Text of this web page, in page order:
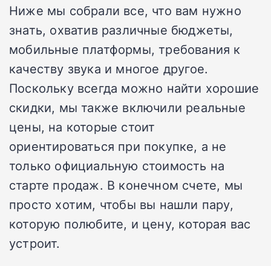
Ниже мы собрали все, что вам нужно
знать, охватив различные бюджеты,
мобильные платформы, требования к
качеству звука и многое другое.
Поскольку всегда можно найти хорошие
скидки, мы также включили реальные
цены, на которые стоит
ориентироваться при покупке, а не
только официальную стоимость на
старте продаж. В конечном счете, мы
просто хотим, чтобы вы нашли пару,
которую полюбите, и цену, которая вас
устроит.